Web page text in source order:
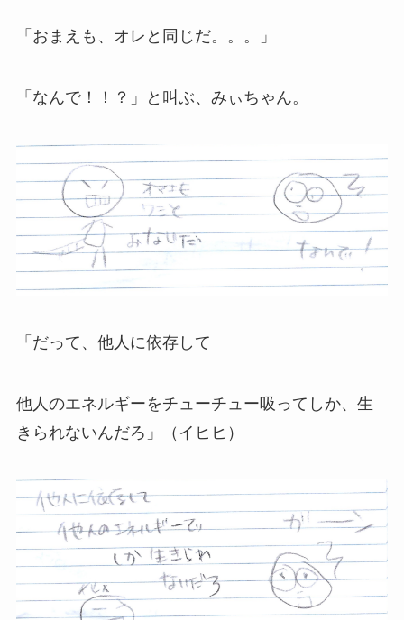
「おまえも、オレと同じだ。。。」
「なんで！！？」と叫ぶ、みぃちゃん。
「だって、他人に依存して
他人のエネルギーをチューチュー吸ってしか、生
きられないんだろ」（イヒヒ）